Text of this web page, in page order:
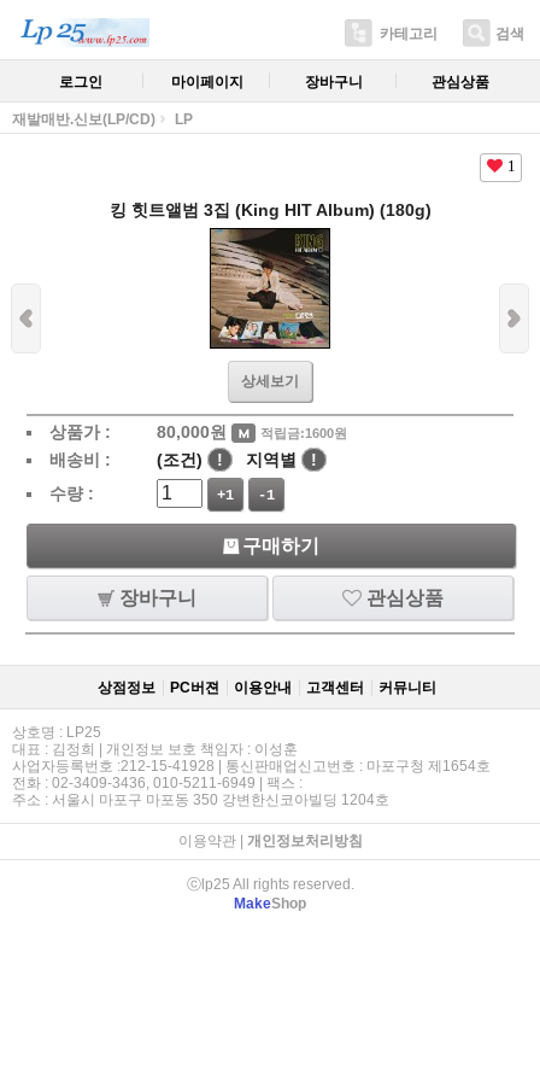
카테고리 검색
로그인 마이페이지 장바구니 관심상품
재발매반.신보(LP/CD) LP
1
킹 힛트앨범 3집 (King HIT Album) (180g)
상세보기
상품가 : 80,000원 적립금:1600원
배송비 : (조건) ! 지역별
!
수량 :
+1 -1
구매하기
장바구니 관심상품
상점정보 PC버젼 이용안내 고객센터 커뮤니티
상호명 : LP25
대표 : 김정희 | 개인정보 보호 책임자 : 이성훈
사업자등록번호 :212-15-41928 | 통신판매업신고번호 : 마포구청 제1654호
전화 : 02-3409-3436, 010-5211-6949 | 팩스 :
주소 : 서울시 마포구 마포동 350 강변한신코아빌딩 1204호
이용약관| 개인정보처리방침
ⓒlp25 All rights reserved.
MakeShop